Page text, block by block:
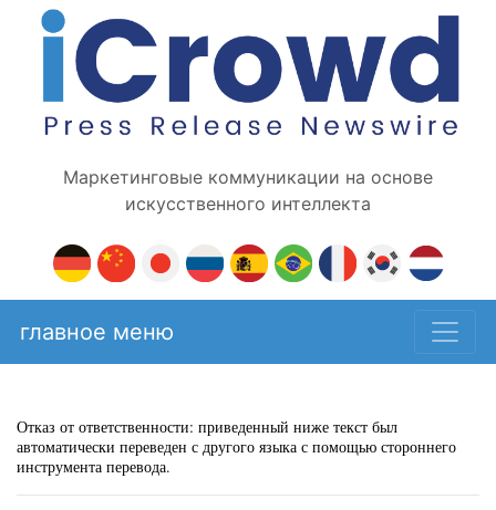
Маркетинговые коммуникации на основе
искусственного интеллекта
главное меню
Отказ от ответственности: приведенный ниже текст был
автоматически переведен с другого языка с помощью стороннего
инструмента перевода.